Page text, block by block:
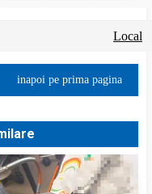
Local
inapoi pe prima pagina